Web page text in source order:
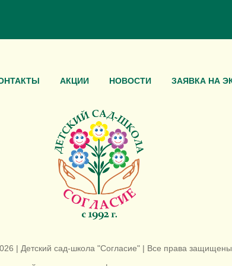
АКЦИИ НОВОСТИ ЗАЯВКА НА
| Детский сад-школа "Согласие" | Все права защищены.